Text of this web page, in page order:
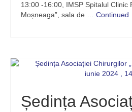
13:00 -16:00, IMSP Spitalul Clinic
Moșneaga”, sala de … Continued
Ședința